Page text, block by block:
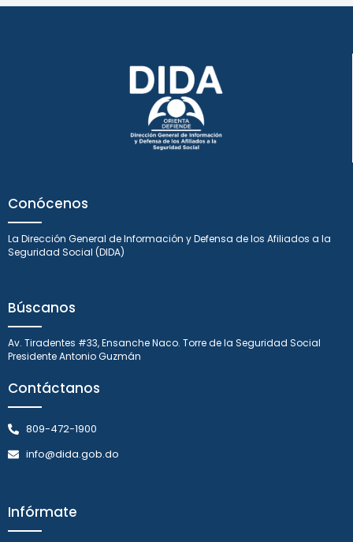
Conócenos
La Dirección General de Información y Defensa de los Afiliados a la
Seguridad Social (DIDA)
Búscanos
Av. Tiradentes #33, Ensanche Naco. Torre de la Seguridad Social
Presidente Antonio Guzmán
Contáctanos
809-472-1900
info@dida.gob.do
Infórmate